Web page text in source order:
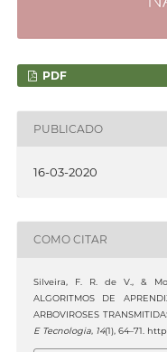
PDF
PUBLICADO
16-03-2020
COMO CITAR
Silveira, F. R. de V., &
ALGORITMOS DE
ARBOVIROSES
E Tecnologia, 14(1), 64–71.